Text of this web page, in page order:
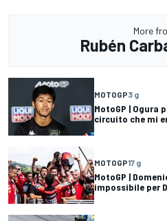
More
Rubén
MOTOGP3 g
MotoGP | Ogura
circuito che mi
MOTOGP17 g
MotoGP |
impossibile per